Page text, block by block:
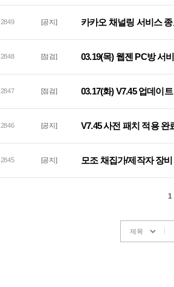
2849 [공지] 카카오 채널링 서비스
2848 [점검] 03.19(목) 웹젠 PC방 서
2847 [점검] 03.17(화) V7.45 업데이
2846 [공지] V7.45 사전 패치 적용 완
2845 [공지] 모조 채집가/제작자 장
1